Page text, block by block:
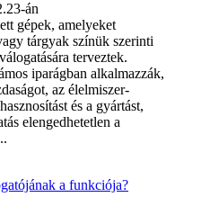
án
gépek, amelyeket
tárgyak színük szerinti
terveztek.
iparágban alkalmazzák,
az élelmiszer-
és a gyártást,
elengedhetetlen a